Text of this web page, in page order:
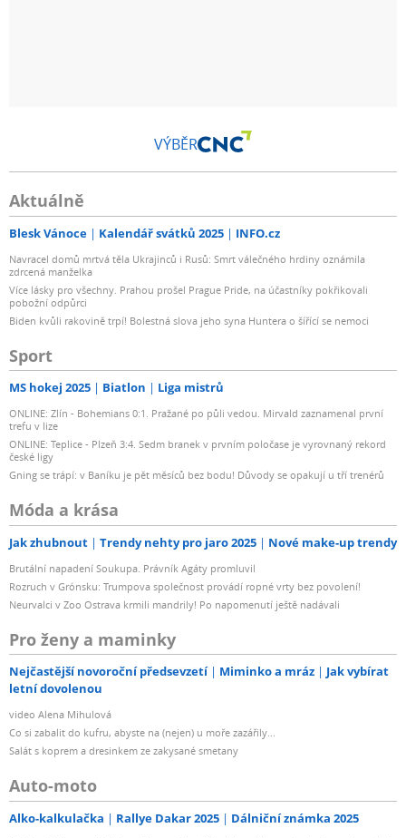
VÝBĚR
Aktuálně
Blesk Vánoce Kalendář svátků 2025 INFO.cz
Navracel domů mrtvá těla Ukrajinců i Rusů: Smrt válečného hrdiny oznámila
zdrcená manželka
Více lásky pro všechny. Prahou prošel Prague Pride, na účastníky pokřikovali
pobožní odpůrci
Biden kvůli rakovině trpí! Bolestná slova jeho syna Huntera o šířící se nemoci
Sport
MS hokej 2025 Biatlon Liga mistrů
ONLINE: Zlín - Bohemians 0:1. Pražané po půli vedou. Mirvald zaznamenal první
trefu v lize
ONLINE: Teplice - Plzeň 3:4. Sedm branek v prvním poločase je vyrovnaný rekord
české ligy
Gning se trápí: v Baníku je pět měsíců bez bodu! Důvody se opakují u tří trenérů
Móda a krása
Jak zhubnout Trendy nehty pro jaro 2025 Nové make-up trendy
Brutální napadení Soukupa. Právník Agáty promluvil
Rozruch v Grónsku: Trumpova společnost provádí ropné vrty bez povolení!
Neurvalci v Zoo Ostrava krmili mandrily! Po napomenutí ještě nadávali
Pro ženy a maminky
Nejčastější novoroční předsevzetí Miminko a mráz
Jak vybírat
letní dovolenou
video Alena Mihulová
Co si zabalit do kufru, abyste na (nejen) u moře zazářily...
Salát s koprem a dresinkem ze zakysané smetany
Auto-moto
Alko-kalkulačka Rallye Dakar 2025 Dálniční známka 2025